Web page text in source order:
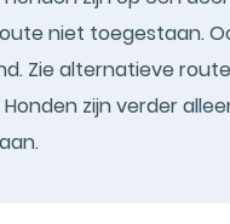
niet toegestaan.
Zie alternatieve
Honden zijn verder